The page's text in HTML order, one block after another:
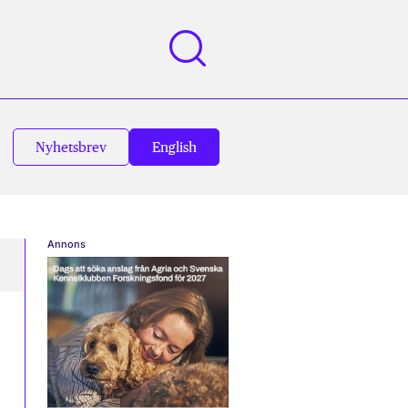
Nyhetsbrev English
Annons